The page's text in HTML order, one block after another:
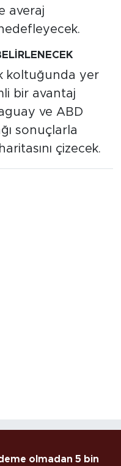
averaj
koltuğunda yer
bir avantaj
ve ABD
sonuçlarla
çizecek.
olmadan 5 bin